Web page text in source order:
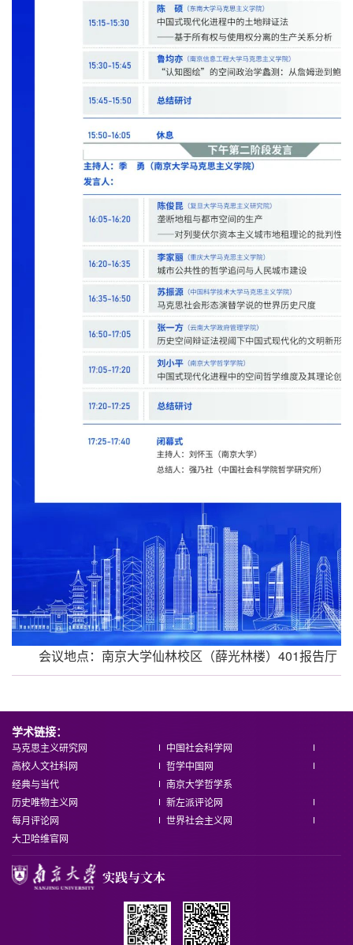
会议地点：南京大学仙林校区（薛光林楼）401报告厅
学术链接：
马克思主义研究网
中国社会科学网
高校人文社科网
哲学中国网
经典与当代
南京大学哲学系
历史唯物主义网
新左派评论网
每月评论网
世界社会主义网
大卫哈维官网